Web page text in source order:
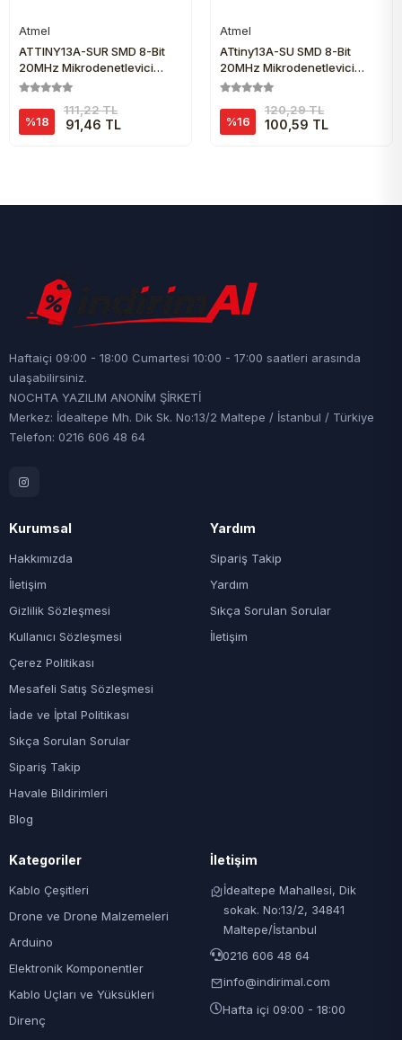
Atmel
ATTINY13A-SUR SMD 8-Bit
20MHz Mikrodenetleyici
SOIC-8
%18
111,22 TL
91,46 TL
Atmel
ATtiny13A-SU SMD 8-Bit
20MHz Mikrodenetleyici
SOIC-8
%16
120,29 TL
100,59 TL
Haftaiçi 09:00 - 18:00 Cumartesi 10:00 - 17:00 saatleri arasında
ulaşabilirsiniz.
NOCHTA YAZILIM ANONİM ŞİRKETİ
Merkez: İdealtepe Mh. Dik Sk. No:13/2 Maltepe / İstanbul / Türkiye
Telefon: 0216 606 48 64
Kurumsal
Hakkımızda
İletişim
Gizlilik Sözleşmesi
Kullanıcı Sözleşmesi
Çerez Politikası
Mesafeli Satış Sözleşmesi
İade ve İptal Politikası
Sıkça Sorulan Sorular
Sipariş Takip
Havale Bildirimleri
Blog
Yardım
Sipariş Takip
Yardım
Sıkça Sorulan Sorular
İletişim
Kategoriler
Kablo Çeşitleri
Drone ve Drone Malzemeleri
Arduino
Elektronik Komponentler
Kablo Uçları ve Yüksükleri
Direnç
İletişim
İdealtepe Mahallesi, Dik
sokak. No:13/2, 34841
Maltepe/İstanbul
0216 606 48 64
info@indirimal.com
Hafta içi 09:00 - 18:00